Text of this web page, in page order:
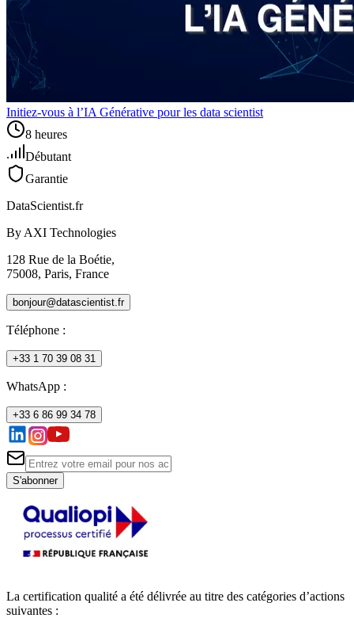
Initiez-vous à l’IA Générative pour les data scientist
8 heures
Débutant
Garantie
DataScientist.fr
By AXI Technologies
128 Rue de la Boétie,
75008, Paris, France
bonjour@datascientist.fr
Téléphone :
+33 1 70 39 08 31
WhatsApp :
+33 6 86 99 34 78
S'abonner
La certification qualité a été délivrée au titre des catégories d’actions
suivantes :